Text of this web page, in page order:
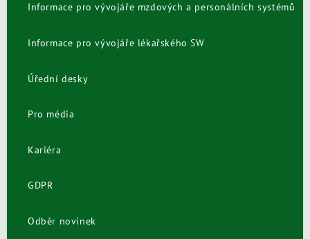
Informace pro vývojáře mzdových a personálních systémů
Informace pro vývojáře lékařského SW
Úřední desky
Pro média
Kariéra
GDPR
Odběr novinek